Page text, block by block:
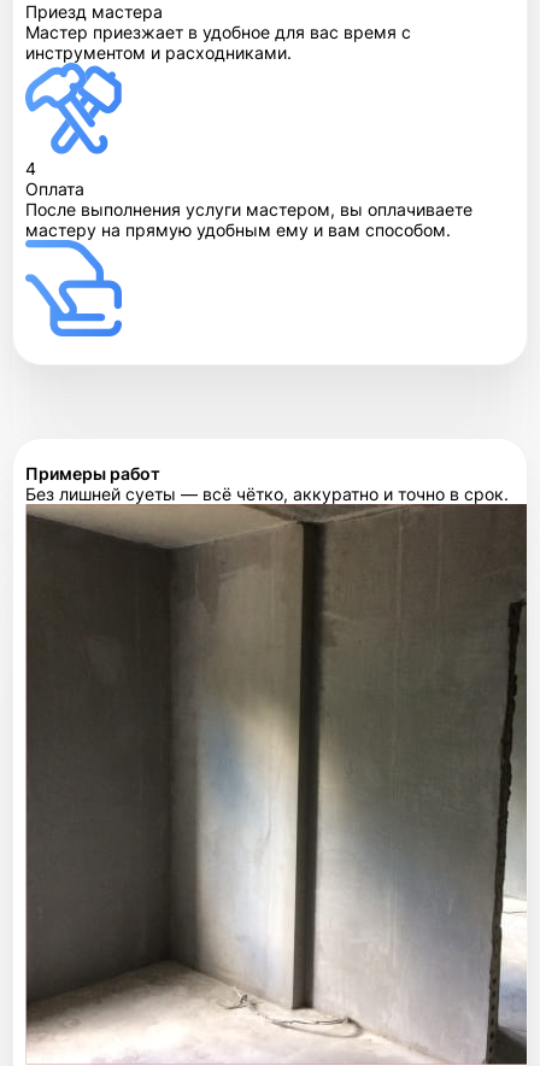
Приезд мастера
Мастер приезжает в удобное для вас время с
инструментом и расходниками.
4
Оплата
После выполнения услуги мастером, вы оплачиваете
мастеру на прямую удобным ему и вам способом.
Примеры работ
Без лишней суеты — всё чётко, аккуратно и точно в срок.